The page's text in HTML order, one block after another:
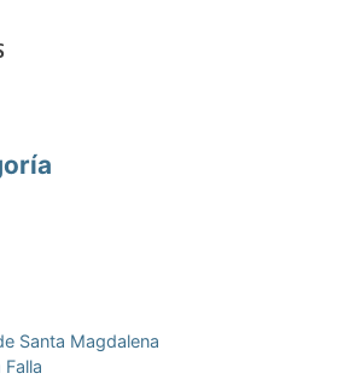
Santa Magdalena